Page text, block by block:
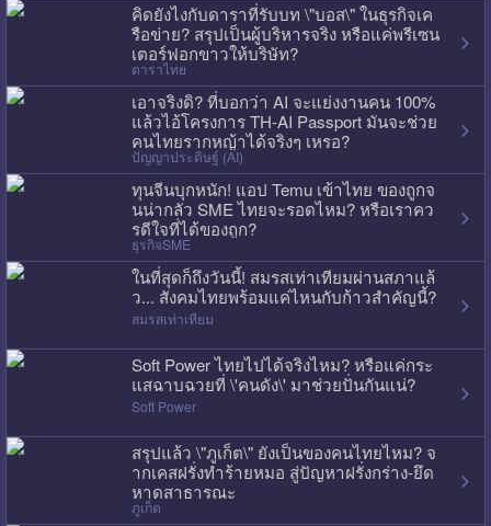
คิดยังไงกับดาราที่รับบท \"บอส\" ในธุรกิจเค
รือข่าย? สรุปเป็นผู้บริหารจริง หรือแค่พรีเซน
เตอร์ฟอกขาวให้บริษัท?
ดาราไทย
เอาจริงดิ? ที่บอกว่า AI จะแย่งงานคน 100%
แล้วไอ้โครงการ TH-AI Passport มันจะช่วย
คนไทยรากหญ้าได้จริงๆ เหรอ?
ปัญญาประดิษฐ์ (AI)
ทุนจีนบุกหนัก! แอป Temu เข้าไทย ของถูกจ
นน่ากลัว SME ไทยจะรอดไหม? หรือเราคว
รดีใจที่ได้ของถูก?
ธุรกิจSME
ในที่สุดก็ถึงวันนี้! สมรสเท่าเทียมผ่านสภาแล้
ว... สังคมไทยพร้อมแค่ไหนกับก้าวสำคัญนี้?
สมรสเท่าเทียม
Soft Power ไทยไปได้จริงไหม? หรือแค่กระ
แสฉาบฉวยที่ \'คนดัง\' มาช่วยปั่นกันแน่?
Soft Power
สรุปแล้ว \"ภูเก็ต\" ยังเป็นของคนไทยไหม? จ
ากเคสฝรั่งทำร้ายหมอ สู่ปัญหาฝรั่งกร่าง-ยึด
หาดสาธารณะ
ภูเก็ต